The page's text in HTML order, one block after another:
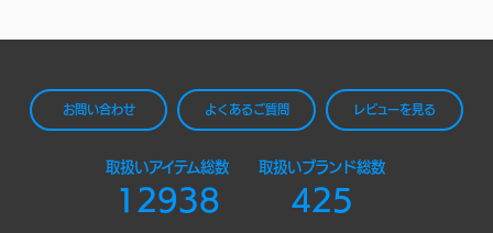
お問い合わせ よくあるご質問 レビューを見る
取扱いアイテム総数
12938
取扱いブランド総数
425